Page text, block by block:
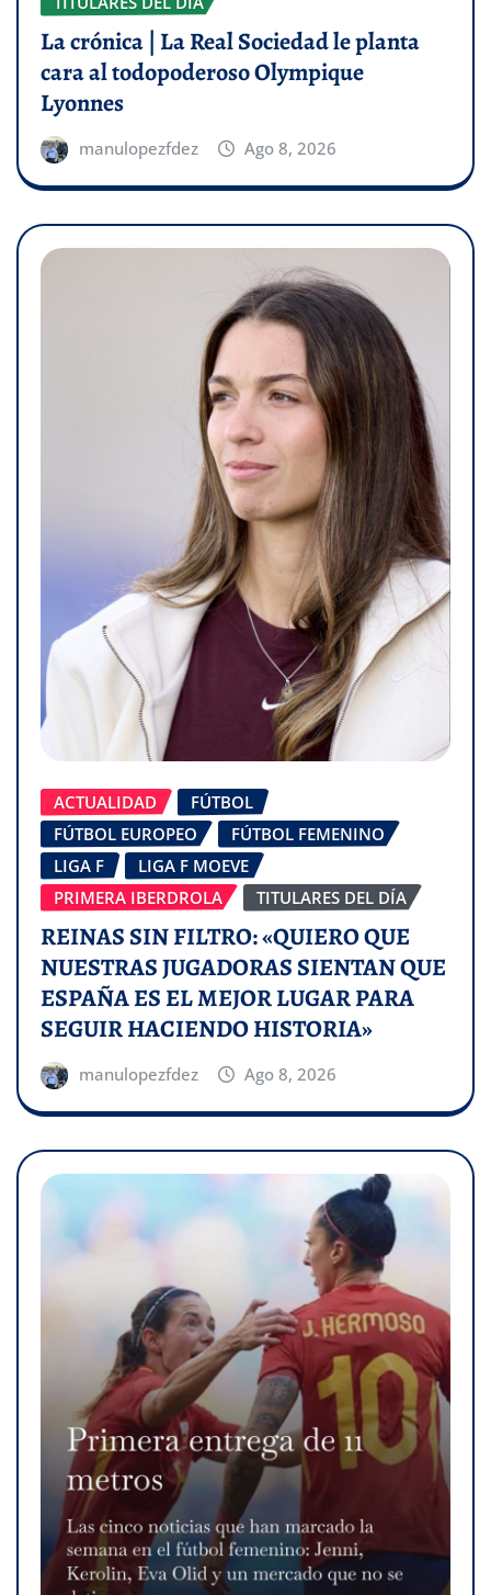
La crónica | La Real Sociedad le planta
cara al todopoderoso Olympique
Lyonnes
manulopezfdez Ago 8, 2026
ACTUALIDAD
FÚTBOL
FÚTBOL EUROPEO
FÚTBOL FEMENINO
LIGA F
LIGA F MOEVE
PRIMERA IBERDROLA
TITULARES DEL DÍA
REINAS SIN FILTRO: «QUIERO QUE
NUESTRAS JUGADORAS SIENTAN QUE
ESPAÑA ES EL MEJOR LUGAR PARA
SEGUIR HACIENDO HISTORIA»
manulopezfdez Ago 8, 2026